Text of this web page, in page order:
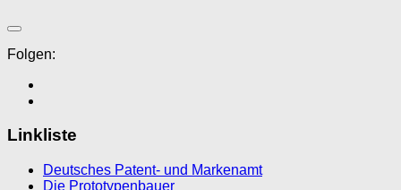
Folgen:
Linkliste
Deutsches Patent- und Markenamt
Die Prototypenbauer